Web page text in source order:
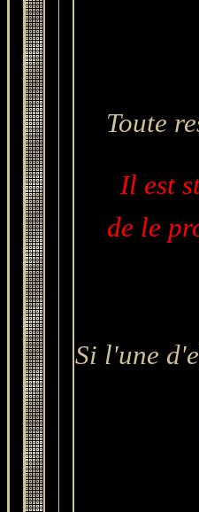
Toute
Il est
de le
Si l'une